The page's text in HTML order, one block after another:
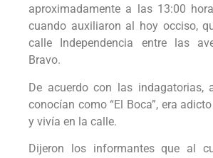
aproximadamente a las 13:00
cuando auxiliaron al hoy occiso,
calle Independencia entre las
Bravo.
De acuerdo con las indagatorias,
conocían como “El Boca”, era
y vivía en la calle.
Dijeron los informantes que al